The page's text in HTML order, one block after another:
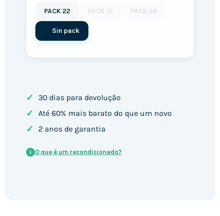
PACK 22 PACK 19 PACK 24
Sin pack
✓ 30 dias para devolução
✓ Até 60% mais barato do que um novo
✓ 2 anos de garantia
i O que é um recondicionado?